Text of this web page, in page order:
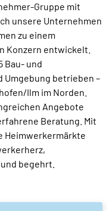
Gruppe mit
unsere Unternehmen
zu einem
Konzern entwickelt.
Bau- und
Umgebung betrieben –
Ilm im Norden.
Angebote
Beratung. Mit
Heimwerkermärkte
begehrt.